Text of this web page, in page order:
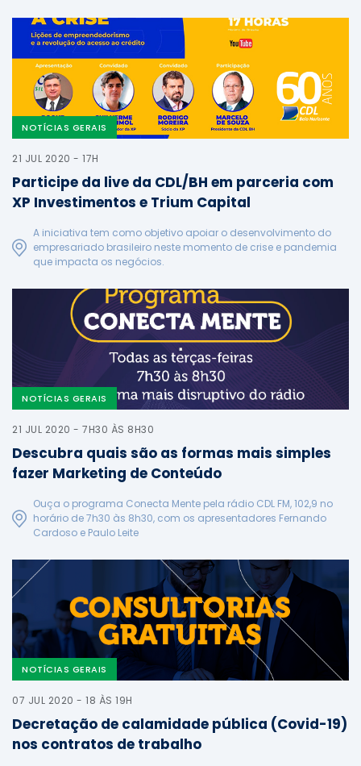
NOTÍCIAS GERAIS
21 JUL 2020 - 17H
Participe da live da CDL/BH em parceria com
XP Investimentos e Trium Capital
A iniciativa tem como objetivo apoiar o desenvolvimento do
empresariado brasileiro neste momento de crise e pandemia
que impacta os negócios.
NOTÍCIAS GERAIS
21 JUL 2020 - 7H30 ÀS 8H30
Descubra quais são as formas mais simples
fazer Marketing de Conteúdo
Ouça o programa Conecta Mente pela rádio CDL FM, 102,9 no
horário de 7h30 às 8h30, com os apresentadores Fernando
Cardoso e Paulo Leite
NOTÍCIAS GERAIS
07 JUL 2020 - 18 ÀS 19H
Decretação de calamidade pública (Covid-19)
nos contratos de trabalho